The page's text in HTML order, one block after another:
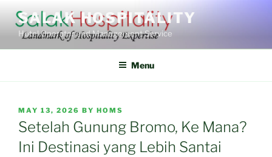
content
SALAK HOSPITALITY
Hotel Operator and Management Service
Menu
POSTED
ON
MAY 13, 2026 BY HOMS
Setelah Gunung Bromo, Ke Mana?
Ini Destinasi yang Lebih Santai